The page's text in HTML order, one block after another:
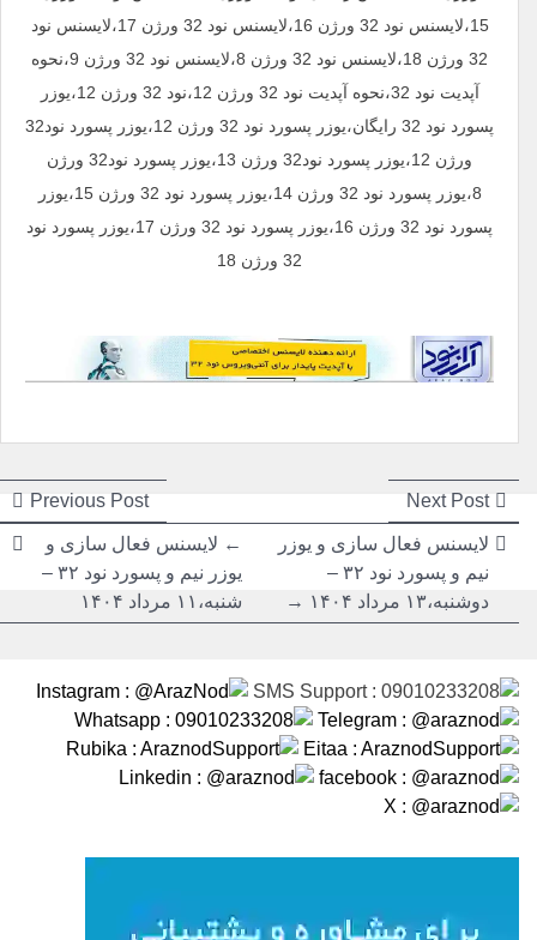
15،لایسنس نود 32 ورژن 16،لایسنس نود 32 ورژن 17،لایسنس نود
32 ورژن 18،لایسنس نود 32 ورژن 8،لایسنس نود 32 ورژن 9،نحوه
آپدیت نود 32،نحوه آپدیت نود 32 ورژن 12،نود 32 ورژن 12،یوزر
پسورد نود 32 رایگان،یوزر پسورد نود 32 ورژن 12،یوزر پسورد نود32
ورژن 12،یوزر پسورد نود32 ورژن 13،یوزر پسورد نود32 ورژن
8،یوزر پسورد نود 32 ورژن 14،یوزر پسورد نود 32 ورژن 15،یوزر
پسورد نود 32 ورژن 16،یوزر پسورد نود 32 ورژن 17،یوزر پسورد نود
32 ورژن 18
راهبری
نوشته
Previous Post Next Post
post:
راهبری
نوشته
← لایسنس فعال سازی و
یوزر نیم و پسورد نود ۳۲ –
شنبه،۱۱ مرداد ۱۴۰۴
لایسنس فعال سازی و یوزر
نیم و پسورد نود ۳۲ –
دوشنبه،۱۳ مرداد ۱۴۰۴ →